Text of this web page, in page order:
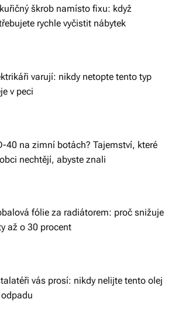
škrob namísto fixu: když
rychle vyčistit nábytek
varují: nikdy netopte tento typ
v peci
40 na zimní botách? Tajemství, které
nechtějí, abyste znali
fólie za radiátorem: proč snižuje
až o 30 procent
vás prosí: nikdy nelijte tento olej